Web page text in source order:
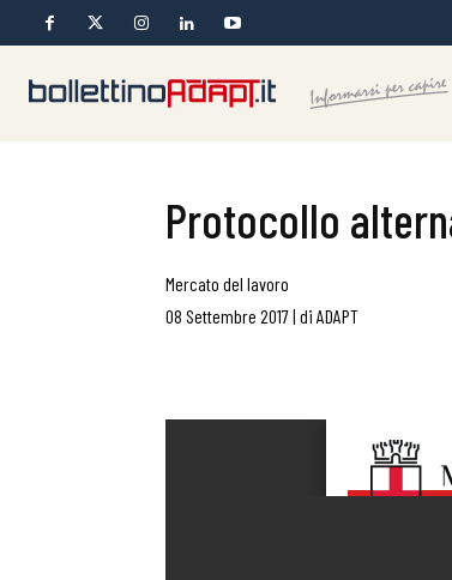
Protocollo
Mercato del lavoro
08 Settembre 2017| di ADAPT